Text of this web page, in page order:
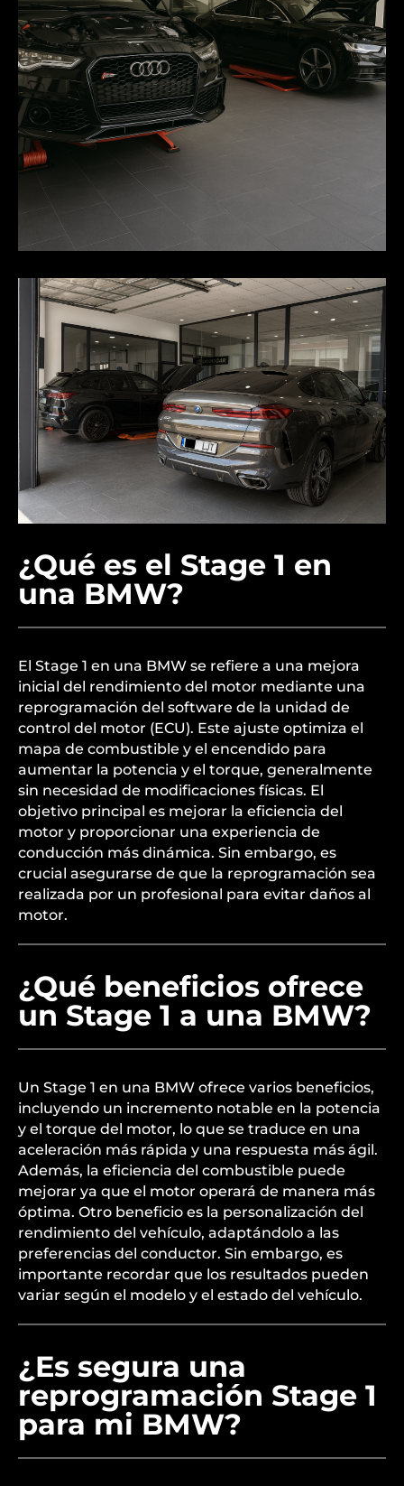
¿Qué es el Stage 1 en
una BMW?
El Stage 1 en una BMW se refiere a una mejora
inicial del rendimiento del motor mediante una
reprogramación del software de la unidad de
control del motor (ECU). Este ajuste optimiza el
mapa de combustible y el encendido para
aumentar la potencia y el torque, generalmente
sin necesidad de modificaciones físicas. El
objetivo principal es mejorar la eficiencia del
motor y proporcionar una experiencia de
conducción más dinámica. Sin embargo, es
crucial asegurarse de que la reprogramación sea
realizada por un profesional para evitar daños al
motor.
¿Qué beneficios ofrece
un Stage 1 a una BMW?
Un Stage 1 en una BMW ofrece varios beneficios,
incluyendo un incremento notable en la potencia
y el torque del motor, lo que se traduce en una
aceleración más rápida y una respuesta más ágil.
Además, la eficiencia del combustible puede
mejorar ya que el motor operará de manera más
óptima. Otro beneficio es la personalización del
rendimiento del vehículo, adaptándolo a las
preferencias del conductor. Sin embargo, es
importante recordar que los resultados pueden
variar según el modelo y el estado del vehículo.
¿Es segura una
reprogramación Stage 1
para mi BMW?